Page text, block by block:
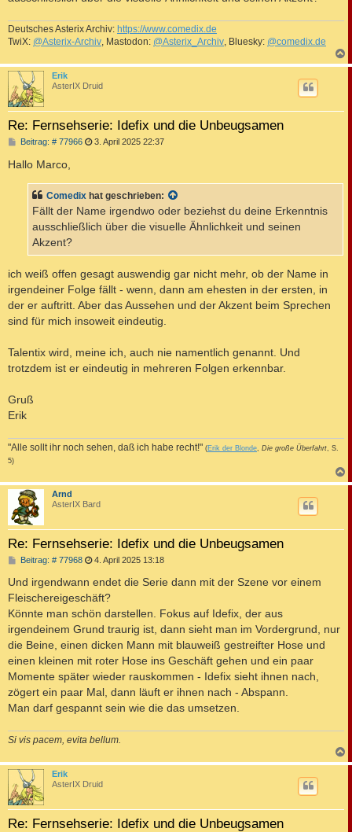
Deutsches Asterix Archiv: https://www.comedix.de
TwiX: @Asterix-Archiv, Mastodon: @Asterix_Archiv, Bluesky: @comedix.de
a
Erik
AsterIX Druid
Re: Fernsehserie: Idefix und die Unbeugsamen
Beitrag: # 77966B
r
a
3. April 2025 22:37
Hallo Marco,
Comedix hat geschrieben:
Fällt der Name irgendwo oder beziehst du deine Erkenntnis
ausschließlich über die visuelle Ähnlichkeit und seinen
Akzent?
ich weiß offen gesagt auswendig gar nicht mehr, ob der Name in
irgendeiner Folge fällt - wenn, dann am ehesten in der ersten, in
der er auftritt. Aber das Aussehen und der Akzent beim Sprechen
sind für mich insoweit eindeutig.
Talentix wird, meine ich, auch nie namentlich genannt. Und
trotzdem ist er eindeutig in mehreren Folgen erkennbar.
Gruß
Erik
"Alle sollt ihr noch sehen, daß ich habe recht!" (Erik der Blonde Die große Überfahrt , S.
5)
a
Arnd
AsterIX Bard
Re: Fernsehserie: Idefix und die Unbeugsamen
Beitrag: # 77968B
i
r
a
g
4. April 2025 13:18
Und irgendwann endet die Serie dann mit der Szene vor einem
Fleischereigeschäft?
Könnte man schön darstellen. Fokus auf Idefix, der aus
irgendeinem Grund traurig ist, dann sieht man im Vordergrund, nur
die Beine, einen dicken Mann mit blauweiß gestreifter Hose und
einen kleinen mit roter Hose ins Geschäft gehen und ein paar
Momente später wieder rauskommen - Idefix sieht ihnen nach,
zögert ein paar Mal, dann läuft er ihnen nach - Abspann.
Man darf gespannt sein wie die das umsetzen.
Si vis pacem, evita bellum.
a
Erik
AsterIX Druid
Re: Fernsehserie: Idefix und die Unbeugsamen